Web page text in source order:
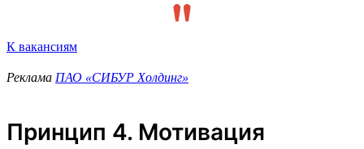
К вакансиям
Реклама ПАО «СИБУР Холдинг»
Принцип 4. Мотивация